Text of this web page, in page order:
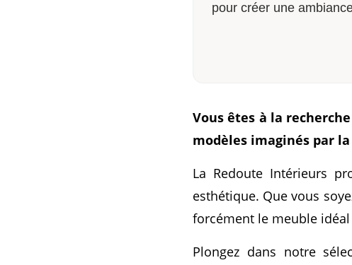
pour créer une
Vous êtes à la
modèles imaginés par
La Redoute Intérieurs
esthétique. Que vous
forcément le meuble
Plongez dans notre